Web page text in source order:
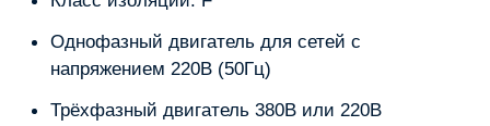
Однофазный двигатель для сетей с
напряжением 220В (50Гц)
Трёхфазный двигатель 380В или 220В